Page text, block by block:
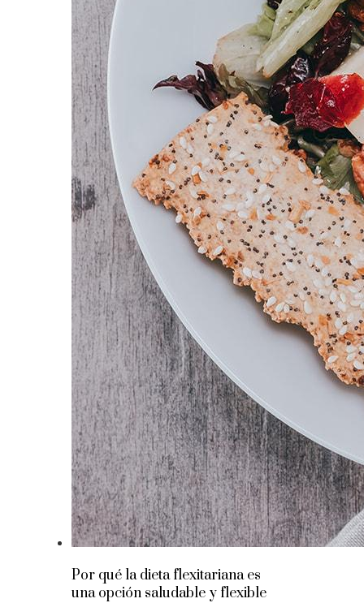
Por qué la dieta flexitariana es
una opción saludable y flexible